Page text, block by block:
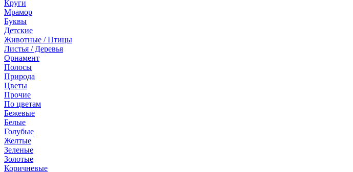
Круги
Мрамор
Буквы
Детские
Животные / Птицы
Листья / Деревья
Орнамент
Полосы
Природа
Цветы
Прочие
По цветам
Бежевые
Белые
Голубые
Желтые
Зеленые
Золотые
Коричневые